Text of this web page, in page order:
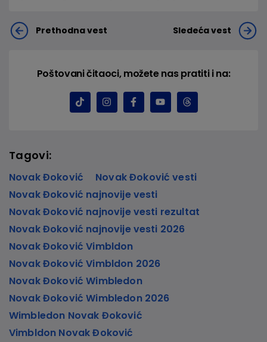
Prethodna vest Sledeća vest
Poštovani čitaoci, možete nas pratiti i na:
Tagovi:
Novak Đoković
Novak Đoković vesti
Novak Đoković najnovije vesti
Novak Đoković najnovije vesti rezultat
Novak Đoković najnovije vesti 2026
Novak Đoković Vimbldon
Novak Đoković Vimbldon 2026
Novak Đoković Wimbledon
Novak Đoković Wimbledon 2026
Wimbledon Novak Đoković
Vimbldon Novak Đoković